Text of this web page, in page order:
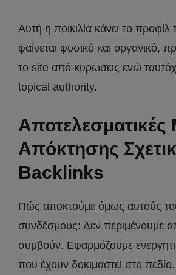
Αυτή η ποικιλία κάνει το
φαίνεται φυσικό και οργανικό,
το site από κυρώσεις ενώ
topical authority.
Αποτελεσματικές
Απόκτησης
Backlinks
Πώς αποκτούμε όμως αυτούς
συνδέσμους: Δεν περιμένουμε
συμβούν. Εφαρμόζουμε
που έχουν δοκιμαστεί στο πεδίο.